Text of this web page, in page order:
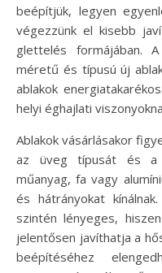
beépítjük, legyen
végezzünk el kisebb
glettelés formájában.
méretű és típusú új
ablakok
helyi éghajlati
Ablakok vásárlásakor
az üveg típusát és a
műanyag, fa vagy
és hátrányokat
szintén lényeges,
jelentősen javíthatja a
beépítéséhez